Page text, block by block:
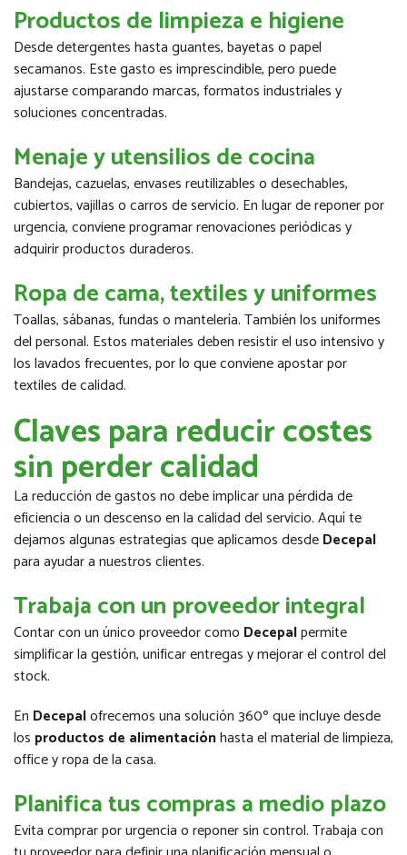
Productos de limpieza e higiene
Desde detergentes hasta guantes, bayetas o papel
secamanos. Este gasto es imprescindible, pero puede
ajustarse comparando marcas, formatos industriales y
soluciones concentradas.
Menaje y utensilios de cocina
Bandejas, cazuelas, envases reutilizables o desechables,
cubiertos, vajillas o carros de servicio. En lugar de reponer por
urgencia, conviene programar renovaciones periódicas y
adquirir productos duraderos.
Ropa de cama, textiles y uniformes
Toallas, sábanas, fundas o mantelería. También los uniformes
del personal. Estos materiales deben resistir el uso intensivo y
los lavados frecuentes, por lo que conviene apostar por
textiles de calidad.
Claves para reducir costes
sin perder calidad
La reducción de gastos no debe implicar una pérdida de
eficiencia o un descenso en la calidad del servicio. Aquí te
dejamos algunas estrategias que aplicamos desdeDecepal
para ayudar a nuestros clientes.
Trabaja con un proveedor integral
Contar con un único proveedor como Decepalpermite
simplificar la gestión, unificar entregas y mejorar el control del
stock.
En Decepalofrecemos una solución 360º que incluye desde
los productos de alimentaciónhasta el material de limpieza,
office y ropa de la casa.
Planifica tus compras a medio plazo
Evita comprar por urgencia o reponer sin control. Trabaja con